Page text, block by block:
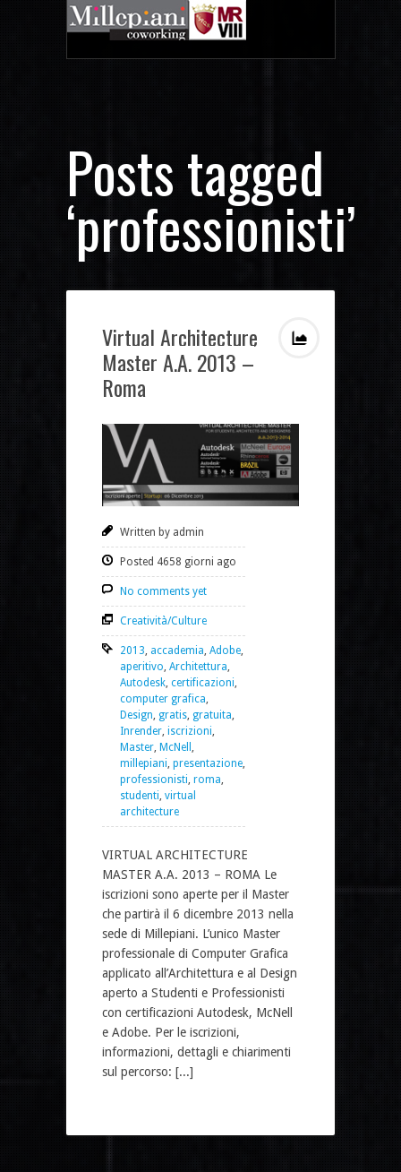
Posts tagged
‘professionisti’
Virtual Architecture
Master A.A. 2013 –
Roma
Written by admin
Posted 4658 giorni ago
No comments yet
Creatività/Culture
2013 accademia Adobe
aperitivo Architettura
Autodesk certificazioni
computer grafica
Design gratis gratuita
Inrender iscrizioni
Master McNell
millepiani presentazione
professionisti roma
studenti virtual
architecture
VIRTUAL ARCHITECTURE
MASTER A.A. 2013 – ROMA Le
iscrizioni sono aperte per il Master
che partirà il 6 dicembre 2013 nella
sede di Millepiani. L’unico Master
professionale di Computer Grafica
applicato all’Architettura e al Design
aperto a Studenti e Professionisti
con certificazioni Autodesk, McNell
e Adobe. Per le iscrizioni,
informazioni, dettagli e chiarimenti
sul percorso: [...]